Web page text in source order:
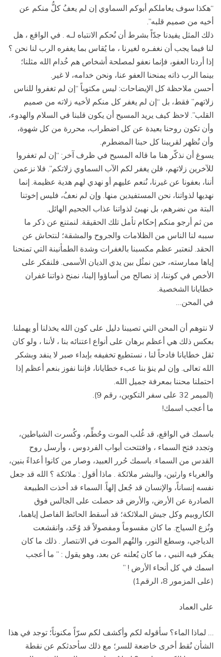
“هكذا سوف يعاملكم أبوكم السماوي إن لم يعفُ كلُّ منكم عن
أخيه من صميم قلبه”.
ذلك المثل يفيدنا جدّاً بشرط أن نُحكم الانتباه لـه . في الواقع ، هل
لنا فيما يجب أن نغفـره لغيرنا ، ما يُقاس بما يغفره الرب لنا نحن ؟
إذا أردنا العفو، فإنما نعفو لمصلحة أشخاص هم خُدام الله مثلنا؛
بينما الرب ذاته يمنحنا العفو عنا، ونحن خدامه، لا غير.
أحسن ملاحظة كل الإيضاحات: ليس مكتوباً “إن لم تغفروا للناس
زلاتهم” فقط، بل “إن لم يغفر كل منكم لأخيه زلاته من صميم
القلب”. لاحظ كيف يريد المسيح أن يكون قلبنا في السلام والهدوء،
وأن تكون روحنا بعيدة عن كل اضطراب، محررة من كل شهوة،
وأن نُظهر لقريبنا كل حبنا المضطرم.
يسوغ أن نذكّر هنا ما قاله المسيح في ظرف آخر: “إن لم تغفروا
للآخرين زلاتهم، فلن يغفر لكم الآب السماوي زلاتكم”. فلا نزعمن
أننا، بعفونا عن غيرنا، نُنعم عليهم أو نهدي لهم هدية عظيمة. إنما
نهديها لذواتنا، نحن المستفيدين منها. وإن لم نعفُ، فليس إخوتنا
البتة من نضرهم، بل نهيئ لذواتنا عذاب الجحيم الهائل.
من ثم أرجو منكم إحكام تأمل تلك الحقيقة. لنمتنع عن ذكر ما
سببه لنا الناس من الظلامات والجروح والمشقة؛ لنتحاش عن
الحقد. لنعتبر عظم مكسبنا بالغفرات وشدة الطمأنينة التي تمنحنا
إياها ممارسته، حين نمثُل بين يدي الديان الأسمى. فلنفكر على
الأخص في كوننا، إذ نصالح من أساؤوا إلينا، نمنح ذواتنا غفران
خطايانا الشخصية.
في المحن…
لا نتوهم أن المحن التي تصيبنا دليل على كون الله يخذلنا أو يهملنا.
بعكس ذلك هي أعظم برهان على أنواع اعتنائه بنا ، لأننا ، ولو كان
ثقل خطايانا فادحاً لنا ، نستطيع تخفيفه بإبداء صبر لا ينفد وبشكر
الله تعالى. وإن لم ينؤ بنا عبء خطايانا، فإننا نفوز بنعم أعظم إذا
احتملنا محننا بمعرفة جميل الله.
(الميمر 32 على سفر التكوين، رقم 9).
ما أعجب اسمك!
باسمك في الواقع، قد غُلب الموت وحُطِّم، وكُسرت الشياطين،
وتجدد فتح السماء ، وافتتحت أبواب الفردوس ، وأرسل روح
القدس من السماء. باسمك حُرر العبيد، وصار من كانوا أعداءً بنين،
والغرباء وارثين، والبشر ملائكة . ماذا أقول : ملائكة ؟ الله قد جعل
نفسه إنساناً، والإنسان قد جُعل إلهاً. السماء قد أخذت الطبيعة
الصادرة عن الأرض، والأرض قد حصلت على الجالس فوق
الكاروبيم وكل جيش الملائكة؛ قد أسقط الحائط الفاصل إياهما،
ونُزع السياج. ما كان مقسوماً ومفصولاً قد وُحّد، وانقشعت
الدياجي، وسطع النور، والتُهم الموت في الانتصار . ذلك ما كان
يفكر فيه النبي ، ما كان يُعلنه عن بعد، وهو يقول : ” ما أعجب
اسمك في كل أنحاء الأرض ! ”
(على المزمور 8، الرقم1)
على العماد
… لماذا الماء؟ سأقوله لكم وأكشف لكم سرّاً مكنوناً؛ توجد في هذا
الشأن نُقط أخرى خاضعة للسر؛ مع ذلك سأحدثكم عن نقطة